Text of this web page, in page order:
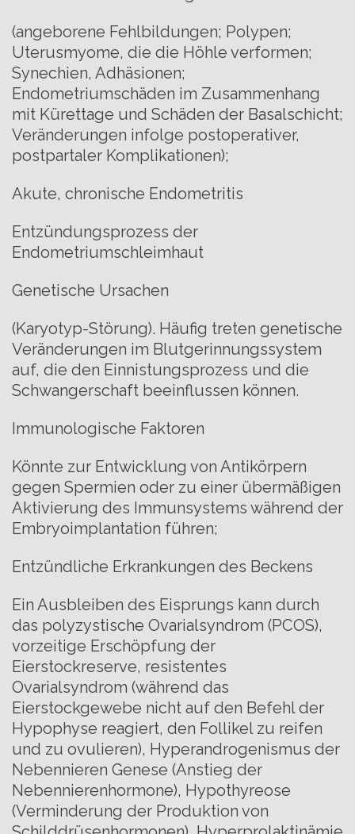
(angeborene Fehlbildungen; Polypen;
Uterusmyome, die die Höhle verformen;
Synechien, Adhäsionen;
Endometriumschäden im Zusammenhang
mit Kürettage und Schäden der Basalschicht;
Veränderungen infolge postoperativer,
postpartaler Komplikationen);
Akute, chronische Endometritis
Entzündungsprozess der
Endometriumschleimhaut
Genetische Ursachen
(Karyotyp-Störung). Häufig treten genetische
Veränderungen im Blutgerinnungssystem
auf, die den Einnistungsprozess und die
Schwangerschaft beeinflussen können.
Immunologische Faktoren
Könnte zur Entwicklung von Antikörpern
gegen Spermien oder zu einer übermäßigen
Aktivierung des Immunsystems während der
Embryoimplantation führen;
Entzündliche Erkrankungen des Beckens
Ein Ausbleiben des Eisprungs kann durch
das polyzystische Ovarialsyndrom (PCOS),
vorzeitige Erschöpfung der
Eierstockreserve, resistentes
Ovarialsyndrom (während das
Eierstockgewebe nicht auf den Befehl der
Hypophyse reagiert, den Follikel zu reifen
und zu ovulieren), Hyperandrogenismus der
Nebennieren Genese (Anstieg der
Nebennierenhormone), Hypothyreose
(Verminderung der Produktion von